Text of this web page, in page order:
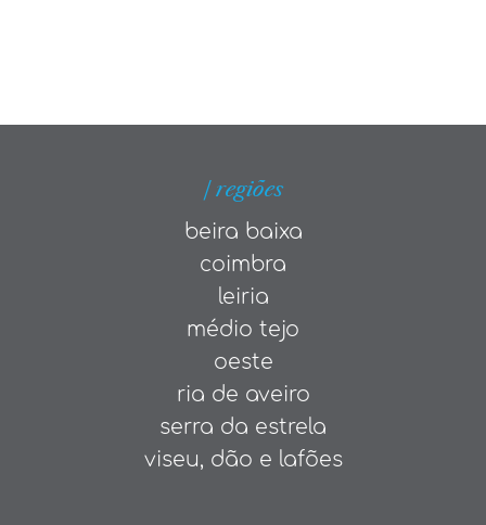
| regiões
beira baixa
coimbra
leiria
médio tejo
oeste
ria de aveiro
serra da estrela
viseu, dão e lafões